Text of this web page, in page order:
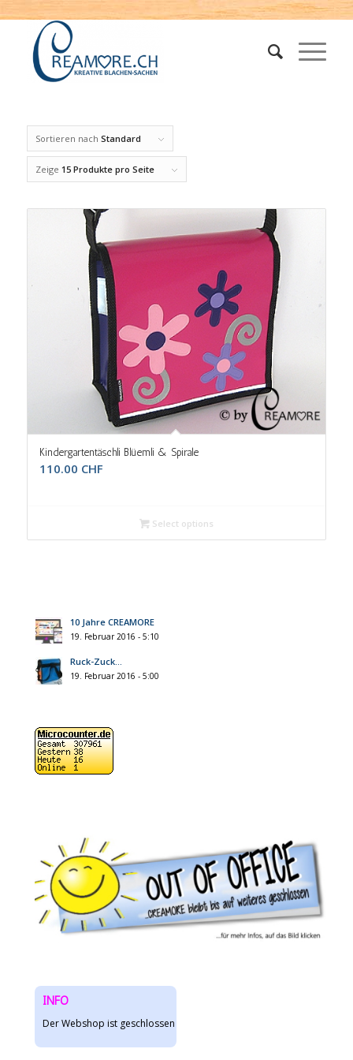
Sortieren nach Standard
Zeige 15 Produkte pro Seite
Kindergartentäschli Blüemli & Spirale
110.00 CHF
Select options
10 Jahre CREAMORE
19. Februar 2016 - 5:10
Ruck-Zuck…
19. Februar 2016 - 5:00
INFO
Der Webshop ist geschlossen